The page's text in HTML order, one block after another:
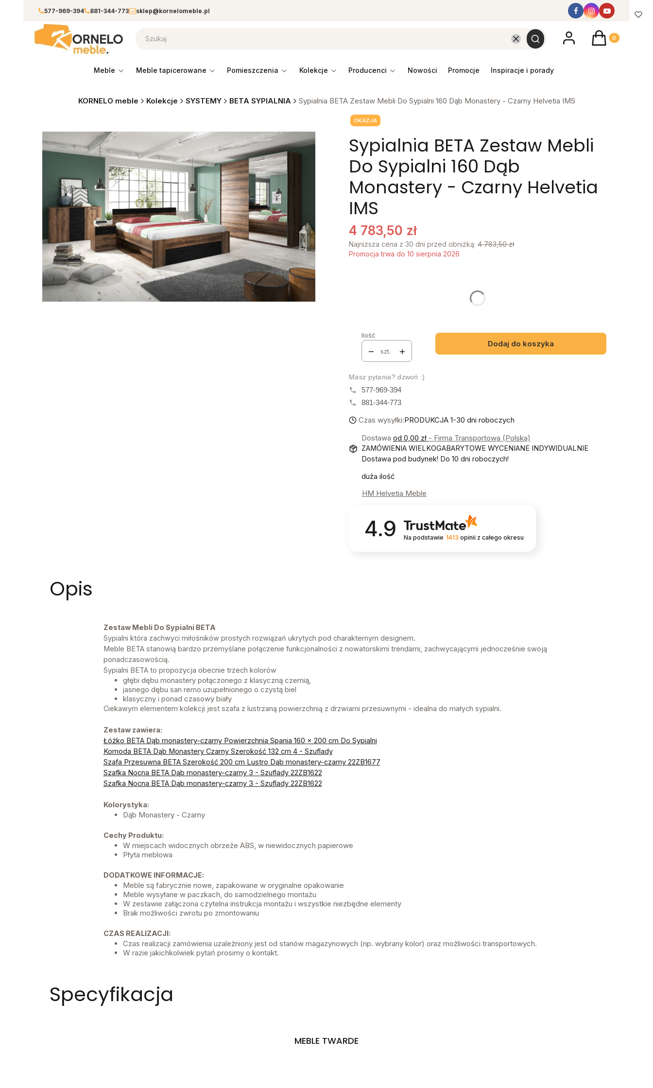
577-969-394 881-344-773 sklep@kornelomeble.pl
Wyczyść
Szukaj
Produkty w
meble meble tapicerowane pomieszczenia kolekcje producenci promocje inspiracje i porady
KORNELO meble Kolekcje SYSTEMY BETA SYPIALNIA Sypialnia BETA Zestaw Mebli Do Sypialni 160 Dąb Monastery - Czarny Helvetia IMS
Tagi produktu
OKAZJA
Sypialnia BETA Zestaw Mebli
Do Sypialni 160 Dąb
Monastery - Czarny Helvetia
IMS
4 783,50 zł
Najniższa cena z 30 dni przed obniżką: 4 783,50 zł
Promocja trwa do 10 sierpnia 2026
Ilość
szt.
Dodaj do koszyka
Masz pytania? dzwoń :)
577-969-394
881-344-773
Czas wysyłki:PRODUKCJA 1-30 dni roboczych
Dostawa od 0,00 zł - Firma Transportowa (Polska)
ZAMÓWIENIA WIELKOGABARYTOWE WYCENIANE INDYWIDUALNIE
Dostawa pod budynek! Do 10 dni roboczych!
duża ilość
HM Helvetia Meble
4.9 Na podstawie 1413 opinii z całego okresu
Opis
Zestaw Mebli Do Sypialni BETA
Sypialni która zachwyci miłośników prostych rozwiązań ukrytych pod charakternym designem.
Meble BETA stanowią bardzo przemyślane połączenie funkcjonalności z nowatorskimi trendami, zachwycającymi jednocześnie swoją
ponadczasowością.
Sypialni BETA to propozycja obecnie trzech kolorów
głębi dębu monastery połączonego z klasyczną czernią,
jasnego dębu san remo uzupełnionego o czystą biel
klasyczny i ponad czasowy biały
Ciekawym elementem kolekcji jest szafa z lustrzaną powierzchnią z drzwiami przesuwnymi - idealna do małych sypialni.
Zestaw zawiera:
Łóżko BETA Dąb monastery-czarny Powierzchnia Spania 160 x 200 cm Do Sypialni
Komoda BETA Dąb Monastery Czarny Szerokość 132 cm 4 - Szuflady
Szafa Przesuwna BETA Szerokość 200 cm Lustro Dąb monastery-czarny 22ZB1677
Szafka Nocna BETA Dąb monastery-czarny 3 - Szuflady 22ZB1622
Szafka Nocna BETA Dąb monastery-czarny 3 - Szuflady 22ZB1622
Kolorystyka:
Dąb Monastery - Czarny
Cechy Produktu:
W miejscach widocznych obrzeże ABS, w niewidocznych papierowe
Płyta meblowa
DODATKOWE INFORMACJE:
Meble są fabrycznie nowe, zapakowane w oryginalne opakowanie
Meble wysyłane w paczkach, do samodzielnego montażu
W zestawie załączona czytelna instrukcja montażu i wszystkie niezbędne elementy
Brak możliwości zwrotu po zmontowaniu
CZAS REALIZACJI:
Czas realizacji zamówienia uzależniony jest od stanów magazynowych (np. wybrany kolor) oraz możliwości transportowych.
W razie jakichkolwiek pytań prosimy o kontakt.
Specyfikacja
MEBLE TWARDE